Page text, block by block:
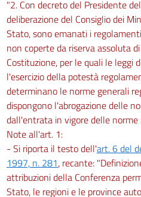
"2. Con decreto del Presidente
deliberazione del Consiglio dei
Stato, sono emanati i
non coperte da riserva assoluta
Costituzione, per le quali le leggi
l'esercizio della potestà
determinano le norme generali
dispongono l'abrogazione delle
dall'entrata in vigore delle norme
Note all'art. 1:
- Si riporta il testo dell'art. 6 del
1997, n. 281, recante:
attribuzioni della Conferenza
Stato, le regioni e le province